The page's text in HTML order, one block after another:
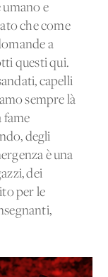
umano e
che come
a
questi qui.
capelli
sempre là
fame
degli
è una
dei
per le